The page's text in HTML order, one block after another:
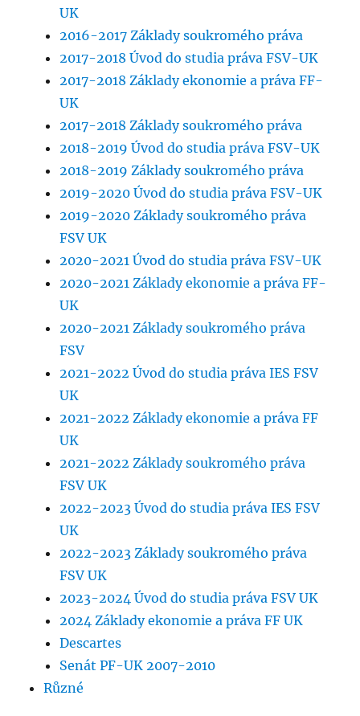
UK
2016-2017 Základy soukromého práva
2017-2018 Úvod do studia práva FSV-UK
2017-2018 Základy ekonomie a práva FF-
UK
2017-2018 Základy soukromého práva
2018-2019 Úvod do studia práva FSV-UK
2018-2019 Základy soukromého práva
2019-2020 Úvod do studia práva FSV-UK
2019-2020 Základy soukromého práva
FSV UK
2020-2021 Úvod do studia práva FSV-UK
2020-2021 Základy ekonomie a práva FF-
UK
2020-2021 Základy soukromého práva
FSV
2021-2022 Úvod do studia práva IES FSV
UK
2021-2022 Základy ekonomie a práva FF
UK
2021-2022 Základy soukromého práva
FSV UK
2022-2023 Úvod do studia práva IES FSV
UK
2022-2023 Základy soukromého práva
FSV UK
2023-2024 Úvod do studia práva FSV UK
2024 Základy ekonomie a práva FF UK
Descartes
Senát PF-UK 2007-2010
Různé